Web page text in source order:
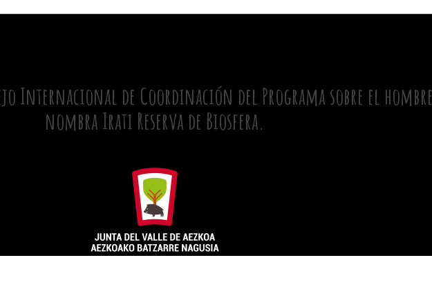
Internacional de Coordinación del Programa sobre el
nombra Irati Reserva de Biosfera.